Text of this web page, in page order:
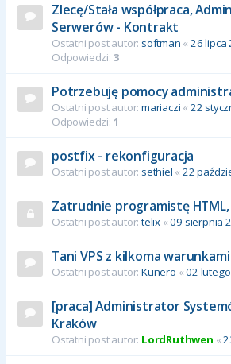
Zlecę/Stała współpraca,
Serwerów - Kontrakt
Ostatni post autor: softman «26 lipca
Odpowiedzi: 3
Potrzebuję pomocy
Ostatni post autor: mariaczi « 22
Odpowiedzi: 1
postfix - rekonfiguracja
Ostatni post autor: sethiel «22
Zatrudnie programistę HTML,
Ostatni post autor: telix «09 sierpnia
Tani VPS z kilkoma warunkami
Ostatni post autor: Kunero «02
[praca] Administrator
Kraków
Ostatni post autor: LordRuthwen «